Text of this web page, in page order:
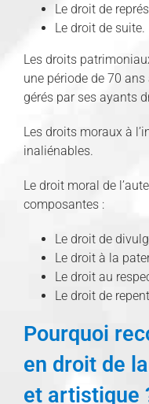
Le droit de
Le droit de suite.
Les droits
une période de 70
gérés par ses ayants
Les droits moraux à
inaliénables.
Le droit moral de
composantes :
Le droit de
Le droit à la
Le droit au
Le droit de
Pourquoi
en droit de
et artistique